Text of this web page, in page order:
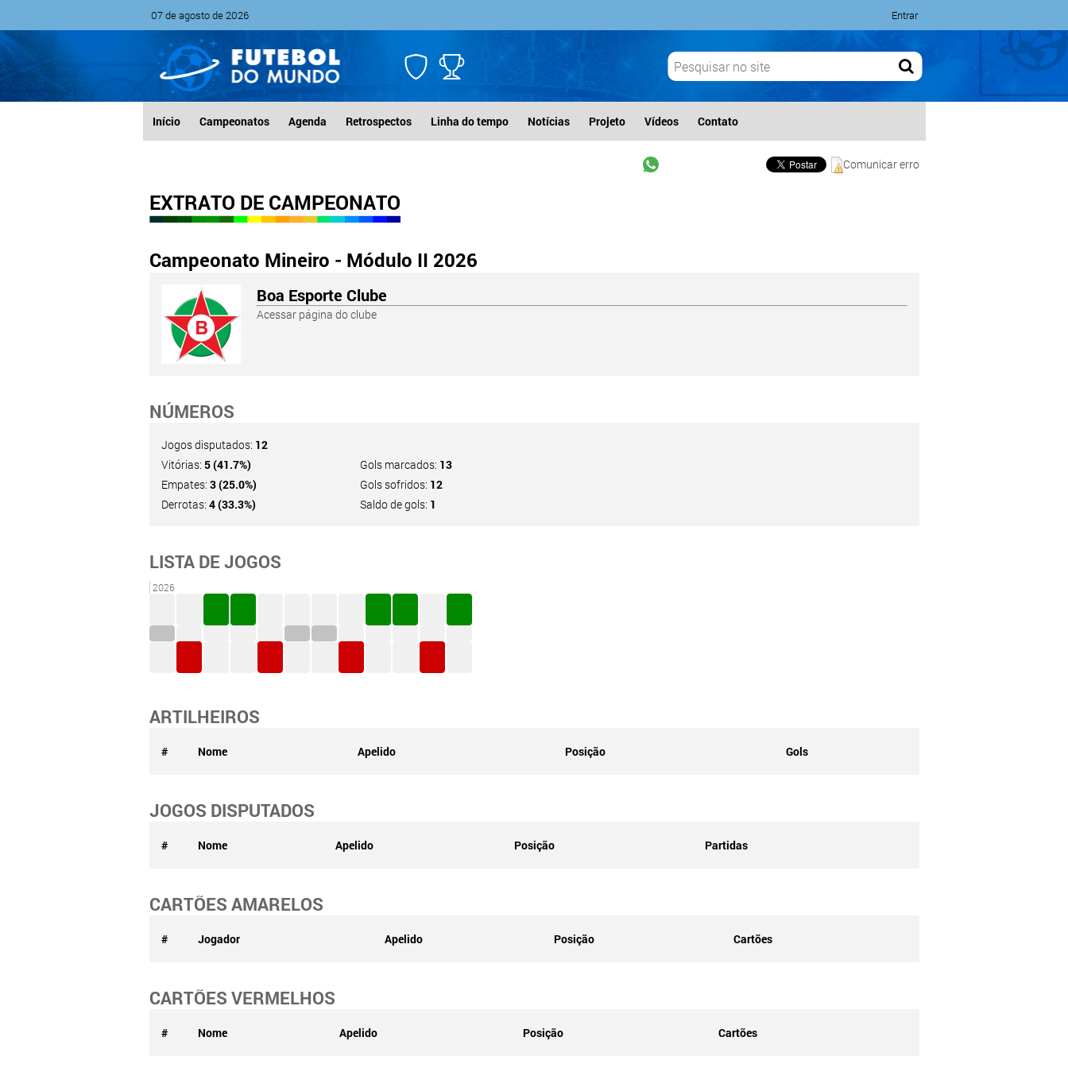
07 de agosto de 2026 Entrar
Início Campeonatos Agenda Retrospectos Linha do tempo Notícias Projeto Vídeos Contato
Comunicar erro
EXTRATO DE CAMPEONATO
Campeonato Mineiro - Módulo II 2026
Boa Esporte Clube
Acessar página do clube
NÚMEROS
Jogos disputados: 12
Vitórias: 5 (41.7%)
Empates: 3 (25.0%)
Derrotas: 4 (33.3%)
Gols marcados: 13
Gols sofridos: 12
Saldo de gols: 1
LISTA DE JOGOS
2026
ARTILHEIROS
# Nome Apelido Posição Gols
JOGOS DISPUTADOS
# Nome Apelido Posição Partidas
CARTÕES AMARELOS
# Jogador Apelido Posição Cartões
CARTÕES VERMELHOS
# Nome Apelido Posição Cartões